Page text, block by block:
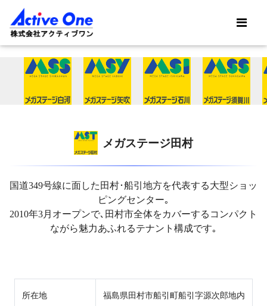
メガステージ田村
国道349号線に面した田村･船引地方を代表する大型ショッ
ピングセンター｡
2010年3月オープンで､田村市全体をカバーするコンパクト
ながら魅力あふれるテナント構成です｡
所在地 福島県田村市船引町船引字源次郎地内